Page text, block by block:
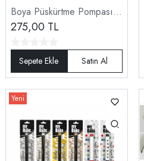
Boya Püskürtme Pompası
Airbrush
275,00 TL